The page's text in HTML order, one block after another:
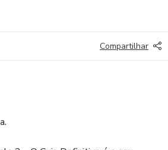
Compartilhar